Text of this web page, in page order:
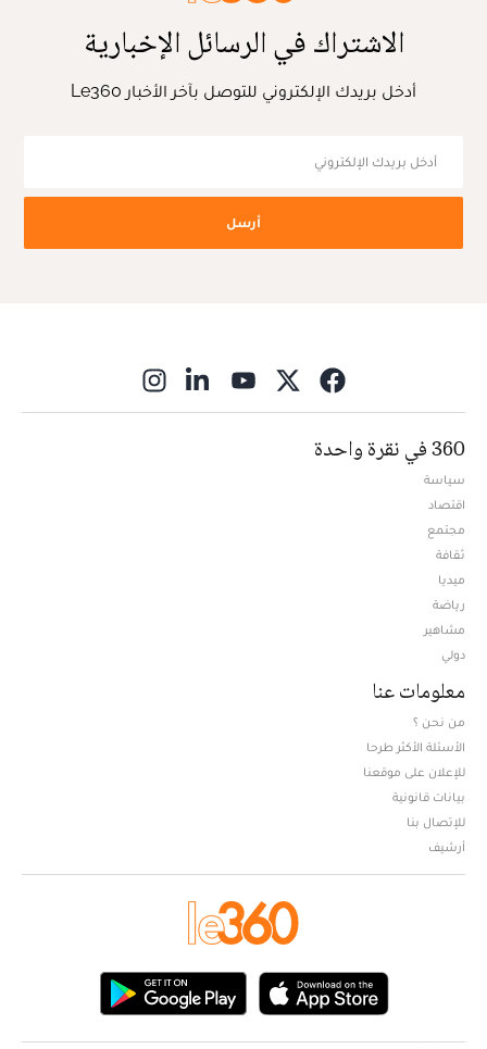
الاشتراك في الرسائل الإخبارية
أدخل بريدك الإلكتروني للتوصل بآخر الأخبار Le360
أرسل
360 في نقرة واحدة
سياسة
اقتصاد
مجتمع
ثقافة
ميديا
رياضة
مشاهير
دولي
معلومات عنا
من نحن ؟
الأسئلة الأكثر طرحا
للإعلان على موقعنا
بيانات قانونية
للإتصال بنا
أرشيف